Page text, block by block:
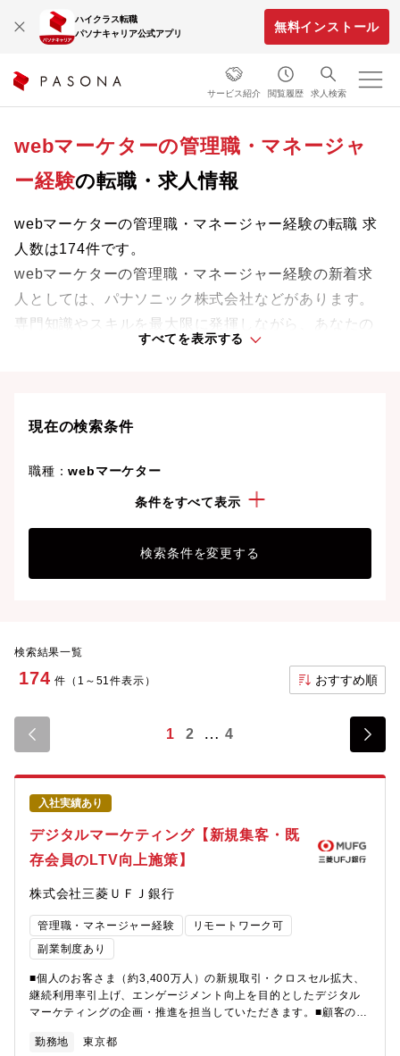
ハイクラス転職
パソナキャリア公式アプリ
無料インストール
サービス紹介 閲覧履歴 求人検索
webマーケターの管理職・マネージャ
ー経験の転職・求人情報
webマーケターの管理職・マネージャー経験の転職 求
人数は174件です。
webマーケターの管理職・マネージャー経験の新着求
人としては、パナソニック株式会社などがあります。
専門知識やスキルを最大限に発揮しながら、あなたの
ライフスタイルや価値観に合った理想の働き方を叶え
すべてを表示する
現在の検索条件
職種：webマーケター
管理職・マネージャー経験
条件をすべて表示
検索条件を変更する
検索結果一覧
174 件（1～51件表示） おすすめ順
1 2 4
入社実績あり
デジタルマーケティング【新規集客・既
存会員のLTV向上施策】
株式会社三菱ＵＦＪ銀行
管理職・マネージャー経験
リモートワーク可
副業制度あり
■個人のお客さま（約3,400万人）の新規取引・クロスセル拡大、
継続利用率引上げ、エンゲージメント向上を目的としたデジタル
マーケティングの企画・推進を担当していただきます。■顧客の属
データを踏まえながら、「プロモーション企画」「デジタルコミ
勤務地 東京都